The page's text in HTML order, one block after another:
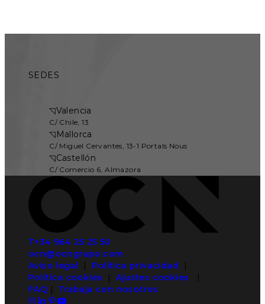
SEDES
◹Valencia
C/ Chile, 13
◹Mallorca
C/ Miguel Cervantes, 13-1 Portals Nous
◹Castellón
C/ Comercio 6, Almazora
T+34 964 25 25 50
ocn@ocngrupo.com
Aviso legal | Política privacidad |
Política cookies |Ajustes cookies
|
FAQ | Trabaja con nosotros